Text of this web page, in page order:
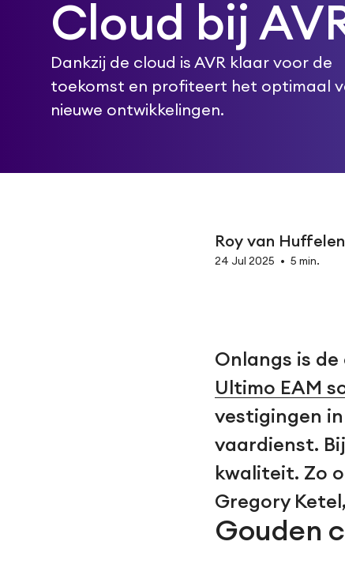
Cloud bij
Dankzij de cloud is AVR klaar voor de
toekomst en profiteert het optimaal
nieuwe ontwikkelingen.
Roy van Huffelen
24 Jul 2025 • 5 min.
Onlangs is
Ultimo EAM
vestigingen
vaardienst.
kwaliteit. Zo
Gregory
Gouden